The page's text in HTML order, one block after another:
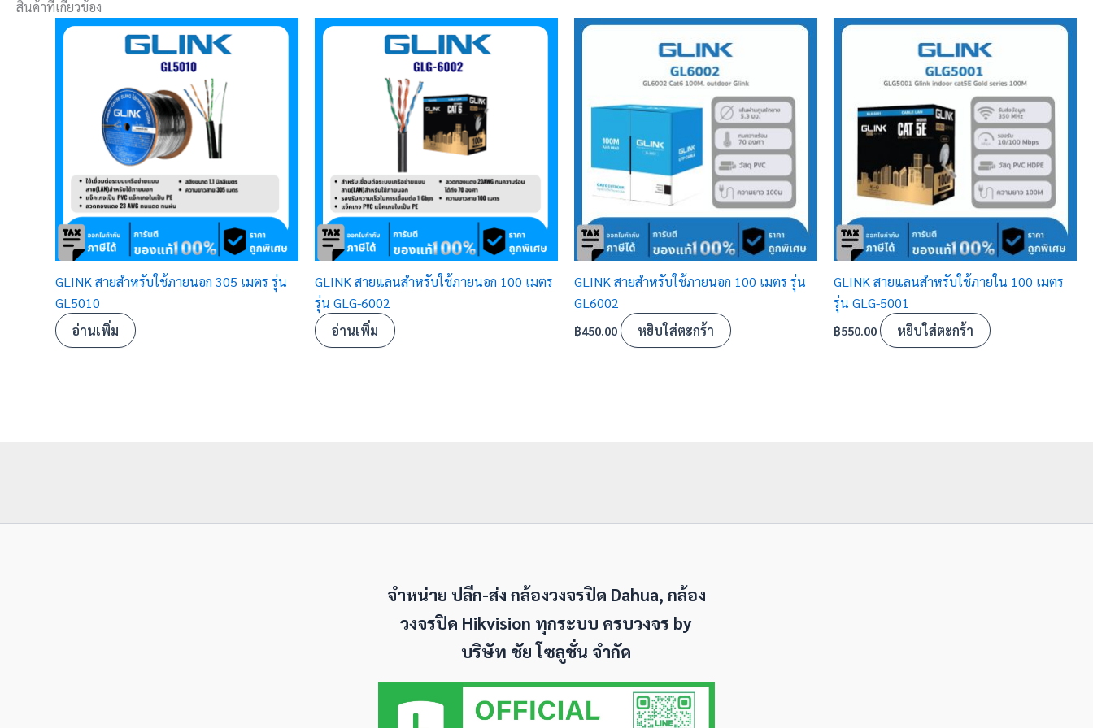
สินค้าที่เกี่ยวข้อง
GLINK สายสำหรับใช้ภายนอก 305 เมตร รุ่น
GL5010
อ่านเพิ่ม
GLINK สายแลนสำหรับใช้ภายนอก 100 เมตร
รุ่น GLG-6002
อ่านเพิ่ม
GLINK สายสำหรับใช้ภายนอก 100 เมตร รุ่น
GL6002
฿450.00 หยิบใส่ตะกร้า
GLINK สายแลนสำหรับใช้ภายใน 100 เมตร
รุ่น GLG-5001
฿550.00 หยิบใส่ตะกร้า
จำหน่าย ปลีก-ส่ง กล้องวงจรปิด Dahua, กล้อง
วงจรปิด Hikvision ทุกระบบ ครบวงจร by
บริษัท ชัย โซลูชั่น จำกัด